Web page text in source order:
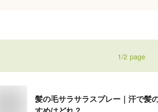
1/2 page
髪の毛サラサラスプレー｜汗で髪